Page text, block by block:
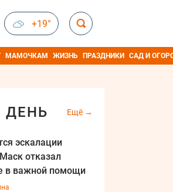
+19°
МАМОЧКАМ ЖИЗНЬ ПРАЗДНИКИ САД И
ДЕНЬ Ещё
эскалации
отказал
в важной помощи